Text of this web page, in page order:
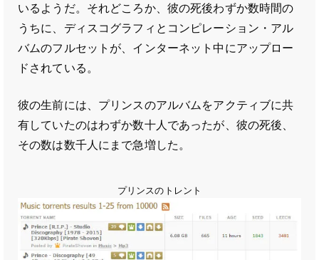
いるようだ。それどころか、彼の死後わずか数時間の
うちに、ディスコグラフィとコンピレーション・アル
バムのフルセットが、インターネット中にアップロー
ドされている。
彼の生前には、プリンスのアルバムをアクティブに共
有していたのはわずか数十人であったが、彼の死後、
その数は数千人にまで急増した。
プリンスのトレント